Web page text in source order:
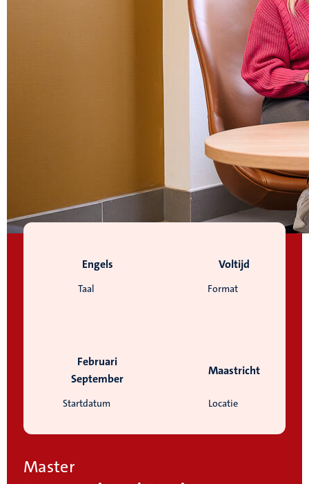
Taal
Engels
Format
Voltijd
Startdatum
Februari
September
Locatie
Maastricht
Master